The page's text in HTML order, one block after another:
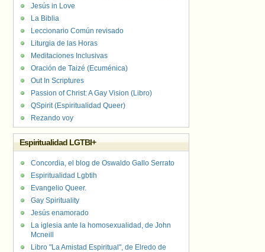
Jesús in Love
La Biblia
Leccionario Común revisado
Liturgia de las Horas
Meditaciones Inclusivas
Oración de Taizé (Ecuménica)
Out In Scriptures
Passion of Christ: A Gay Vision (Libro)
QSpirit (Espiritualidad Queer)
Rezando voy
Espiritualidad LGTBI+
Concordia, el blog de Oswaldo Gallo Serrato
Espiritualidad Lgbtih
Evangelio Queer.
Gay Spirituality
Jesús enamorado
La iglesia ante la homosexualidad, de John
Mcneill
Libro "La Amistad Espiritual", de Elredo de